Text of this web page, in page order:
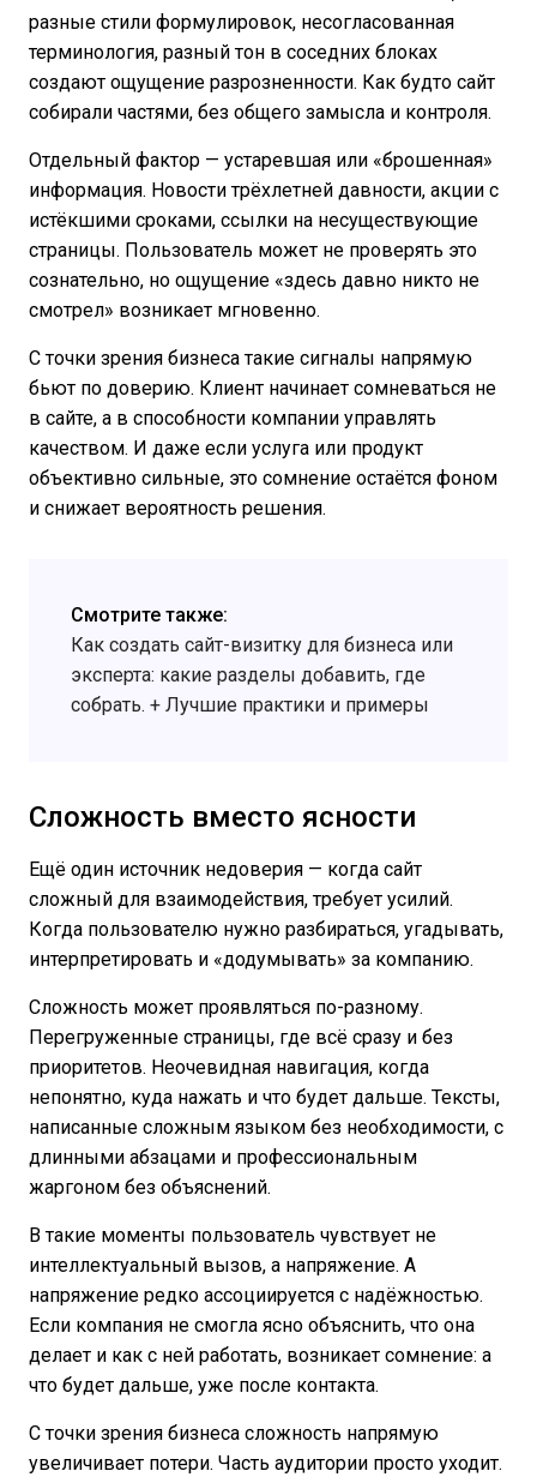
разные стили формулировок, несогласованная
терминология, разный тон в соседних блоках
создают ощущение разрозненности. Как будто сайт
собирали частями, без общего замысла и контроля.
Отдельный фактор — устаревшая или «брошенная»
информация. Новости трёхлетней давности, акции с
истёкшими сроками, ссылки на несуществующие
страницы. Пользователь может не проверять это
сознательно, но ощущение «здесь давно никто не
смотрел» возникает мгновенно.
С точки зрения бизнеса такие сигналы напрямую
бьют по доверию. Клиент начинает сомневаться не
в сайте, а в способности компании управлять
качеством. И даже если услуга или продукт
объективно сильные, это сомнение остаётся фоном
и снижает вероятность решения.
Смотрите также:
Как создать сайт-визитку для бизнеса или
эксперта: какие разделы добавить, где
собрать. + Лучшие практики и примеры
Сложность вместо ясности
Ещё один источник недоверия — когда сайт
сложный для взаимодействия, требует усилий.
Когда пользователю нужно разбираться, угадывать,
интерпретировать и «додумывать» за компанию.
Сложность может проявляться по-разному.
Перегруженные страницы, где всё сразу и без
приоритетов. Неочевидная навигация, когда
непонятно, куда нажать и что будет дальше. Тексты,
написанные сложным языком без необходимости, с
длинными абзацами и профессиональным
жаргоном без объяснений.
В такие моменты пользователь чувствует не
интеллектуальный вызов, а напряжение. А
напряжение редко ассоциируется с надёжностью.
Если компания не смогла ясно объяснить, что она
делает и как с ней работать, возникает сомнение: а
что будет дальше, уже после контакта.
С точки зрения бизнеса сложность напрямую
увеличивает потери. Часть аудитории просто уходит.